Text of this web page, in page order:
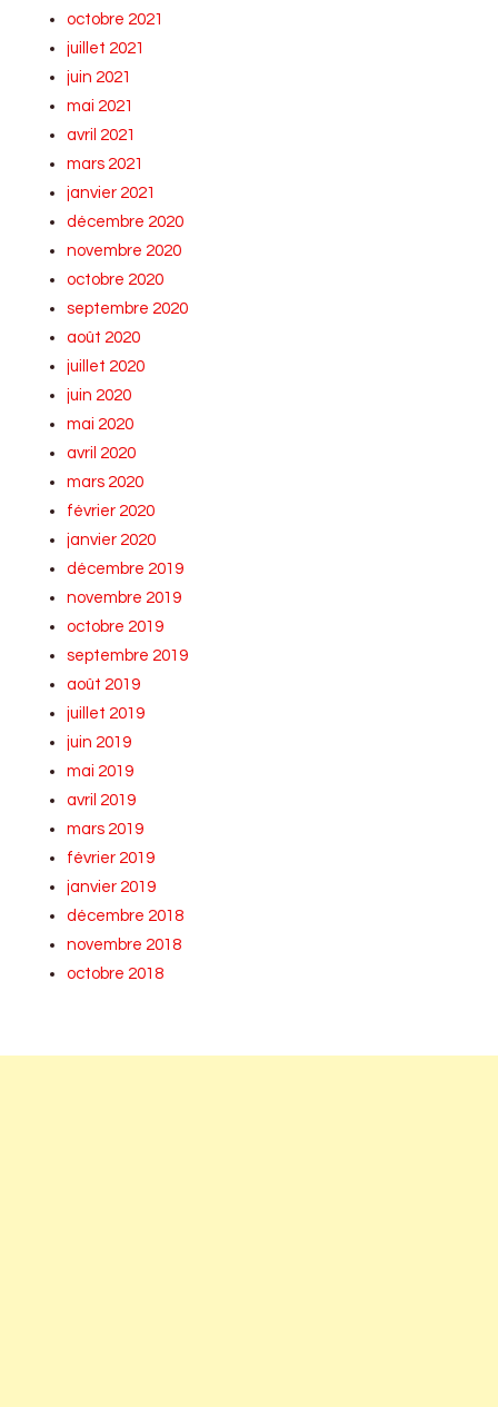
octobre 2021
juillet 2021
juin 2021
mai 2021
avril 2021
mars 2021
janvier 2021
décembre 2020
novembre 2020
octobre 2020
septembre 2020
août 2020
juillet 2020
juin 2020
mai 2020
avril 2020
mars 2020
février 2020
janvier 2020
décembre 2019
novembre 2019
octobre 2019
septembre 2019
août 2019
juillet 2019
juin 2019
mai 2019
avril 2019
mars 2019
février 2019
janvier 2019
décembre 2018
novembre 2018
octobre 2018